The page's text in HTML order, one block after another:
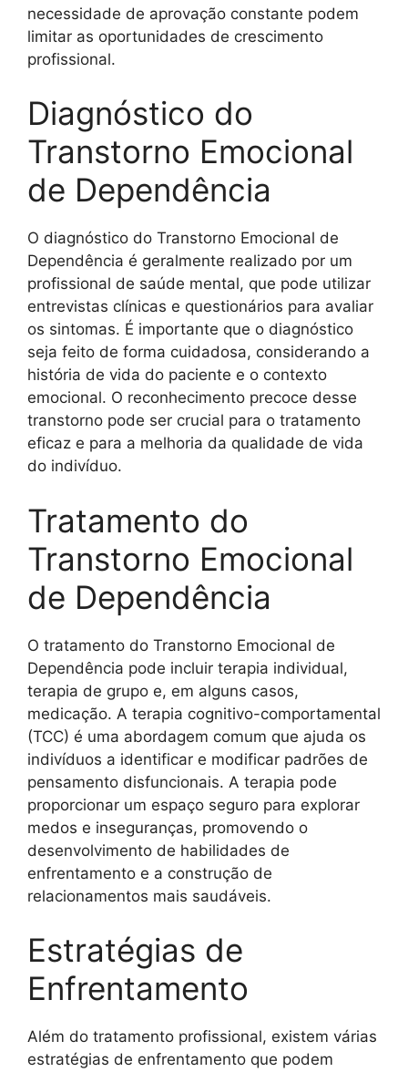
necessidade de aprovação constante podem
limitar as oportunidades de crescimento
profissional.
Diagnóstico do
Transtorno Emocional
de Dependência
O diagnóstico do Transtorno Emocional de
Dependência é geralmente realizado por um
profissional de saúde mental, que pode utilizar
entrevistas clínicas e questionários para avaliar
os sintomas. É importante que o diagnóstico
seja feito de forma cuidadosa, considerando a
história de vida do paciente e o contexto
emocional. O reconhecimento precoce desse
transtorno pode ser crucial para o tratamento
eficaz e para a melhoria da qualidade de vida
do indivíduo.
Tratamento do
Transtorno Emocional
de Dependência
O tratamento do Transtorno Emocional de
Dependência pode incluir terapia individual,
terapia de grupo e, em alguns casos,
medicação. A terapia cognitivo-comportamental
(TCC) é uma abordagem comum que ajuda os
indivíduos a identificar e modificar padrões de
pensamento disfuncionais. A terapia pode
proporcionar um espaço seguro para explorar
medos e inseguranças, promovendo o
desenvolvimento de habilidades de
enfrentamento e a construção de
relacionamentos mais saudáveis.
Estratégias de
Enfrentamento
Além do tratamento profissional, existem várias
estratégias de enfrentamento que podem